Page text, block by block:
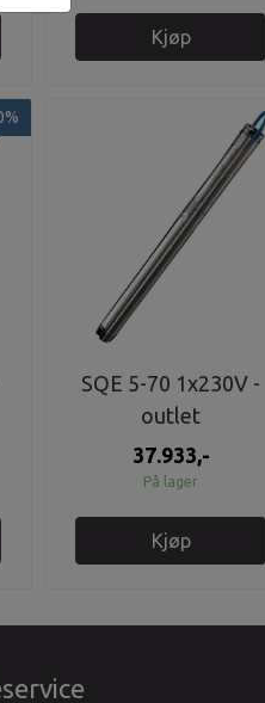
Kjøp
SQE 5-70 1x230V -
outlet
37.933,-
På lager
Kjøp